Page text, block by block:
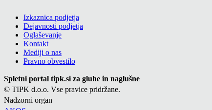
Izkaznica podjetja
Dejavnosti podjetja
Oglaševanje
Kontakt
Mediji o nas
Pravno obvestilo
Spletni portal tipk.si za gluhe in naglušne
© TIPK d.o.o. Vse pravice pridržane.
Nadzorni organ